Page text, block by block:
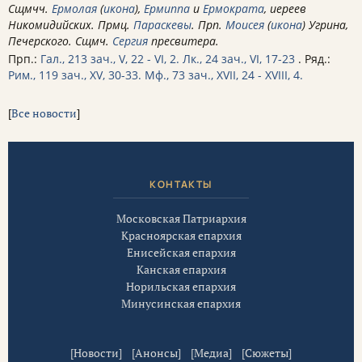
Сщмчч. Ермолая (икона), Ермиппа и Ермократа, иереев
Никомидийских. Прмц. Параскевы. Прп. Моисея (икона) Угрина,
Печерского. Сщмч. Сергия пресвитера.
Прп.: Гал., 213 зач., V, 22 - VI, 2. Лк., 24 зач., VI, 17-23 . Ряд.:
Рим., 119 зач., XV, 30-33. Мф., 73 зач., XVII, 24 - XVIII, 4.
[Все новости]
КОНТАКТЫ
Московская Патриархия
Красноярская епархия
Енисейская епархия
Канская епархия
Норильская епархия
Минусинская епархия
[Новости] [Анонсы] [Медиа] [Сюжеты]